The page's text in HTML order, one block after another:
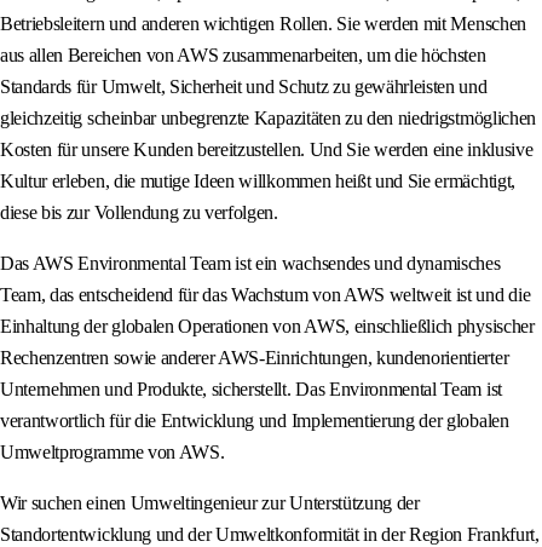
Betriebsleitern und anderen wichtigen Rollen. Sie werden mit Menschen
aus allen Bereichen von AWS zusammenarbeiten, um die höchsten
Standards für Umwelt, Sicherheit und Schutz zu gewährleisten und
gleichzeitig scheinbar unbegrenzte Kapazitäten zu den niedrigstmöglichen
Kosten für unsere Kunden bereitzustellen. Und Sie werden eine inklusive
Kultur erleben, die mutige Ideen willkommen heißt und Sie ermächtigt,
diese bis zur Vollendung zu verfolgen.
Das AWS Environmental Team ist ein wachsendes und dynamisches
Team, das entscheidend für das Wachstum von AWS weltweit ist und die
Einhaltung der globalen Operationen von AWS, einschließlich physischer
Rechenzentren sowie anderer AWS-Einrichtungen, kundenorientierter
Unternehmen und Produkte, sicherstellt. Das Environmental Team ist
verantwortlich für die Entwicklung und Implementierung der globalen
Umweltprogramme von AWS.
Wir suchen einen Umweltingenieur zur Unterstützung der
Standortentwicklung und der Umweltkonformität in der Region Frankfurt,